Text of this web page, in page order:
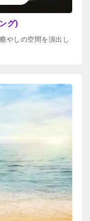
グ)
やしの空間を演出し